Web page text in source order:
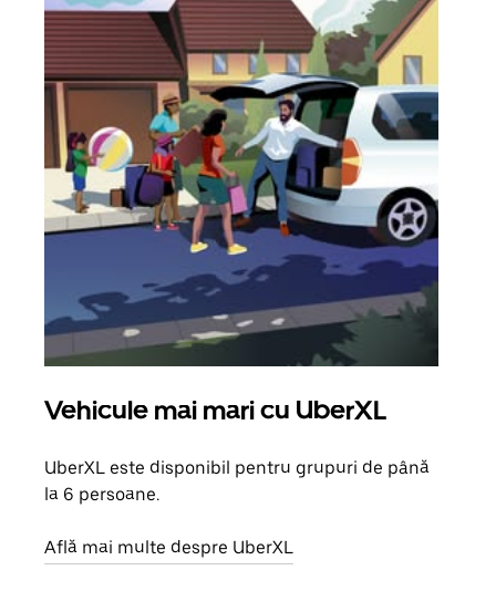
Vehicule mai mari cu UberXL
UberXL este disponibil pentru grupuri de până
la 6 persoane.
Află mai multe despre UberXL